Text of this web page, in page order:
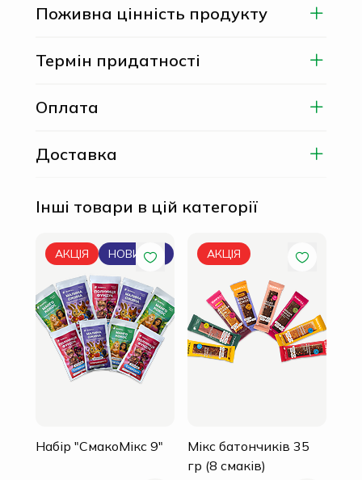
Поживна цінність продукту
Термін придатності
Оплата
Доставка
Інші товари в цій категорії
АКЦІЯ НОВИНКА
Набір "СмакоМікс 9"
АКЦІЯ
Мікс батончиків 35
гр (8 смаків)